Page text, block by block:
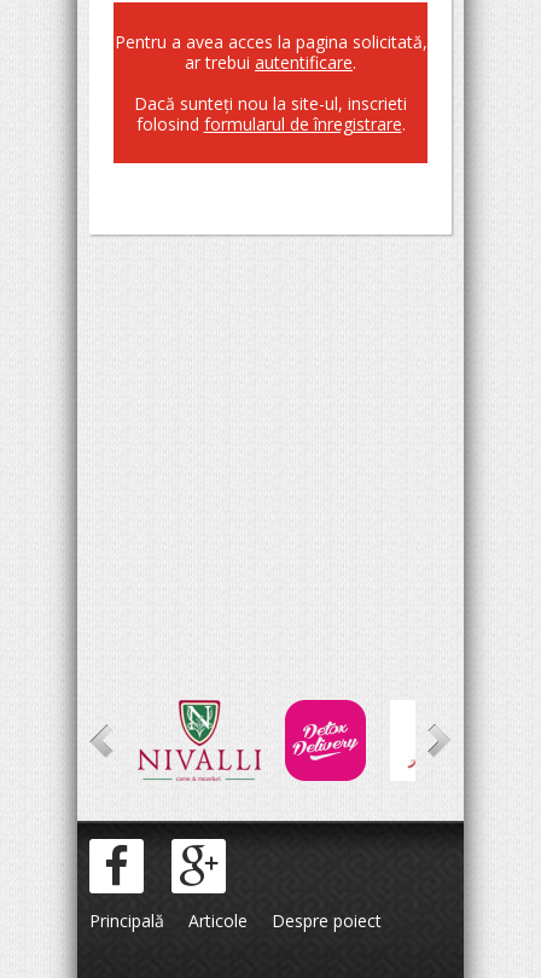
Pentru a avea acces la pagina solicitată,
ar trebui autentificare.
Dacă sunteţi nou la site-ul, inscrieti
folosind formularul de înregistrare.
Principală Articole Despre poiect